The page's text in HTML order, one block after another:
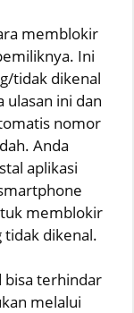
memblokir
Ini
tidak dikenal
ulasan ini dan
nomor
Anda
aplikasi
memblokir
tidak dikenal.
bisa terhindar
melalui